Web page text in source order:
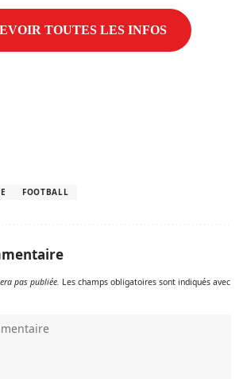
FOOTBALL
pas publiée. Les champs obligatoires sont indiqués avec